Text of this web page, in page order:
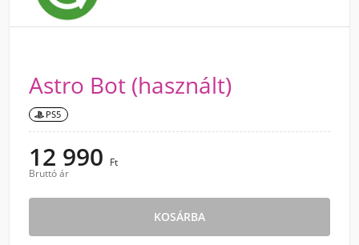
Astro Bot (használt)
PS5
12 990 Ft
Bruttó ár
KOSÁRBA